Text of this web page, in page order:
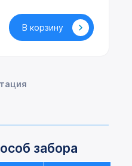
забора
В корзину